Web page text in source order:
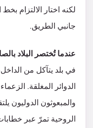
لكنه اختار الالتزام
جانبي الطريق.
عندما تُختصر البلاد
في بلد يتآكل من
الدوائر المغلقة.
والمبعوثون الدوليون
الروحية تمرّ عبر